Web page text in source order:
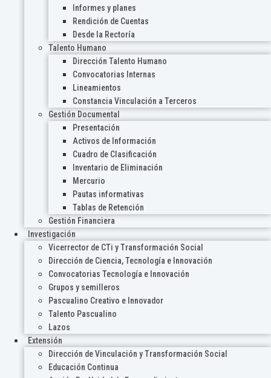
Informes y planes
Rendición de Cuentas
Desde la Rectoría
Talento Humano
Dirección Talento Humano
Convocatorias Internas
Lineamientos
Constancia Vinculación a Terceros
Gestión Documental
Presentación
Activos de Información
Cuadro de Clasificación
Inventario de Eliminación
Mercurio
Pautas informativas
Tablas de Retención
Gestión Financiera
Investigación
Vicerrector de CTi y Transformación Social
Dirección de Ciencia, Tecnología e Innovación
Convocatorias Tecnología e Innovación
Grupos y semilleros
Pascualino Creativo e Innovador
Talento Pascualino
Lazos
Extensión
Dirección de Vinculación y Transformación Social
Educación Continua